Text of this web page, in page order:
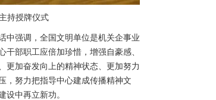
持授牌仪式
强调，全国文明单位是机关企事业
部职工应倍加珍惜，增强自豪感、
更加奋发向上的精神状态、更加努力
，努力把指导中心建成传播精神文
设中再立新功。